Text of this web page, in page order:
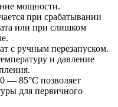
мощности.
при срабатывании
или при слишком
с ручным перезапуском.
и давление
— 85°C позволяет
для первичного